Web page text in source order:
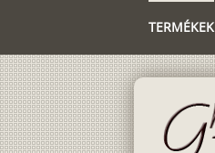
TERMÉKEK